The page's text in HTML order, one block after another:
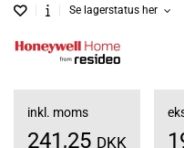
Se lagerstatus her
inkl. moms
241,25 DKK